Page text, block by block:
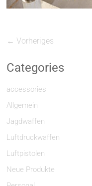
← Vorheriges
Categories
accessories
Allgemein
Jagdwaffen
Luftdruckwaffen
Luftpistolen
Neue Produkte